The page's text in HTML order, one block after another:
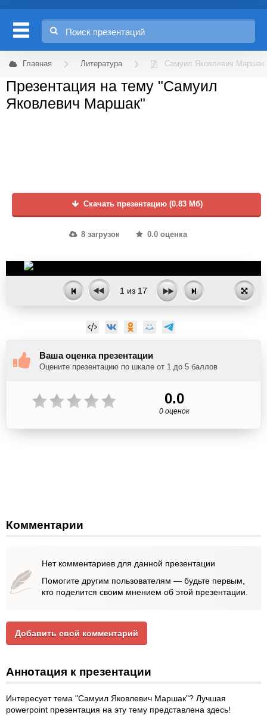
Главная Литература Самуил Яковлевич Маршак
Презентация на тему "Самуил
Яковлевич Маршак"
Скачать презентацию (0.83 Мб)
8 загрузок 0.0 оценка
1 из 17
Ваша оценка презентации
Оцените презентацию по шкале от 1 до 5 баллов
0.0
0 оценок
Комментарии
Нет комментариев для данной презентации
Помогите другим пользователям — будьте первым,
кто поделится своим мнением об этой презентации.
Добавить свой комментарий
Аннотация к презентации
Интересует тема "Самуил Яковлевич Маршак"? Лучшая
powerpoint презентация на эту тему представлена здесь!